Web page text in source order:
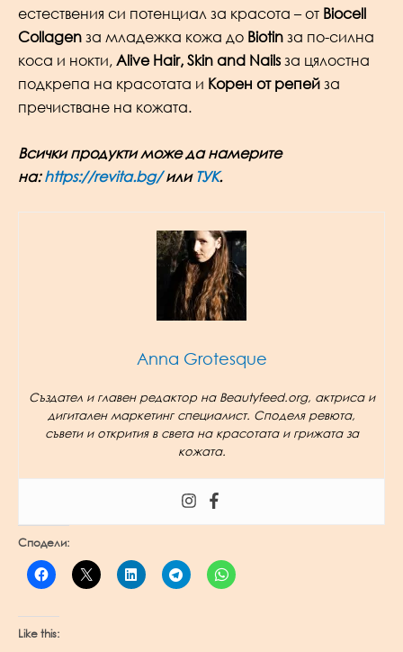
естествения си потенциал за красота – от Biocell
Collagen за младежка кожа до Biotin за по-силна
коса и нокти, Alive Hair, Skin and Nails за цялостна
подкрепа на красотата и Корен от репей за
пречистване на кожата.
Всички продукти може да намерите
на:https://revita.bg/ или ТУК.
Anna Grotesque
Създател и главен редактор на Beautyfeed.org, актриса и
дигитален маркетинг специалист. Споделя ревюта,
съвети и открития в света на красотата и грижата за
кожата.
Сподели:
Like this: